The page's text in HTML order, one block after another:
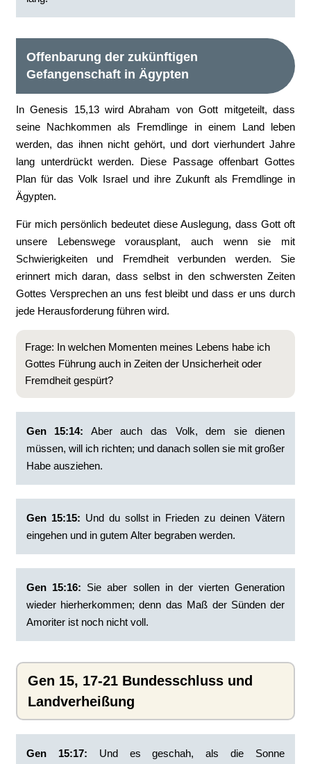
Offenbarung der zukünftigen
Gefangenschaft in Ägypten
In Genesis 15,13 wird Abraham von Gott mitgeteilt, dass
seine Nachkommen als Fremdlinge in einem Land leben
werden, das ihnen nicht gehört, und dort vierhundert Jahre
lang unterdrückt werden. Diese Passage offenbart Gottes
Plan für das Volk Israel und ihre Zukunft als Fremdlinge in
Ägypten.
Für mich persönlich bedeutet diese Auslegung, dass Gott oft
unsere Lebenswege vorausplant, auch wenn sie mit
Schwierigkeiten und Fremdheit verbunden werden. Sie
erinnert mich daran, dass selbst in den schwersten Zeiten
Gottes Versprechen an uns fest bleibt und dass er uns durch
jede Herausforderung führen wird.
Frage: In welchen Momenten meines Lebens habe ich
Gottes Führung auch in Zeiten der Unsicherheit oder
Fremdheit gespürt?
Gen 15:14: ‭Aber auch das Volk, dem sie dienen
müssen, will ich richten; und danach sollen sie mit großer
Habe ausziehen.
Gen 15:15: ‭Und du sollst in Frieden zu deinen Vätern
eingehen und in gutem Alter begraben werden.
Gen 15:16: ‭Sie aber sollen in der vierten Generation
wieder hierherkommen; denn das Maß der Sünden der
Amoriter ist noch nicht voll.
Gen 15, 17-21 Bundesschluss und
Landverheißung
Gen 15:17: ‭Und es geschah, als die Sonne